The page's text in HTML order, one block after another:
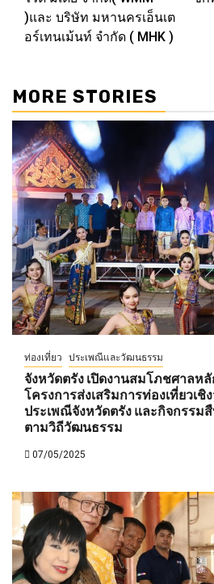
)และ บริษัท มหานครเอ็นเต
อร์เทนเม้นท์ จำกัด ( MHK )
MORE STORIES
ท่องเที่ยว ประเพณีและวัฒนธรรม
จังหวัดตรัง เปิดงานสมโภชศาลหลั
โครงการส่งเสริมการท่องเที่ยวเ
ประเพณีจังหวัดตรัง และกิจกรร
ตามวิถีวัฒนธรรม
07/05/2025